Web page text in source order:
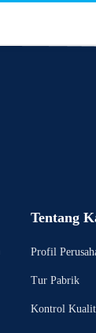
Tentang
Profil
Tur Pabrik
Kontrol